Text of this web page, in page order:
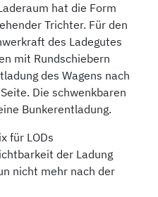
hat die Form
Trichter. Für den
des Ladegutes
mit Rundschiebern
des Wagens nach
Die schwenkbaren
Bunkerentladung.
für LODs
der Ladung
nicht mehr nach der